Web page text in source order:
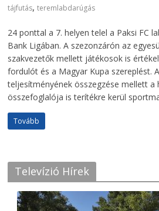
tájfutás,teremlabdarúgás
24 ponttal a 7. helyen telel a Paksi FC
Bank Ligában. A szezonzárón az
szakvezetők mellett játékosok is
fordulót és a Magyar Kupa szereplést.
teljesítményének összegzése mellett a
összefoglalója is terítékre kerül
Tovább
Televízió Hírek